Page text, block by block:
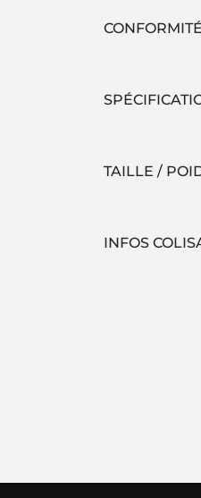
TAILLE /
INFOS